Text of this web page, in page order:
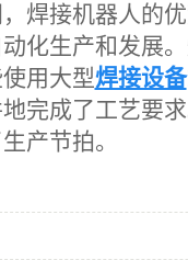
焊接机器人的优
化生产和发展
使用大型焊接设备
地完成了工艺要
产节拍。